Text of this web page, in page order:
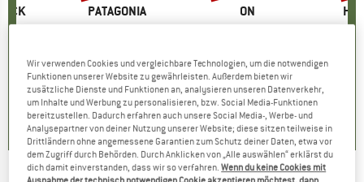
Preis
€
6
)
MARKE
PATAGONIA
Preis
149,95 € reduzierter Preis
101,97 €
+1
4,6(71)
MARKE
ON
Preis
159,95 € reduzierter Preis
127,96 €
+9
4,7( 48)
Wir verwenden Cookies und vergleichbare Technologien, um die notwendigen
Funktionen unserer Website zu gewährleisten. Außerdem bieten wir
zusätzliche Dienste und Funktionen an, analysieren unseren Datenverkehr,
um Inhalte und Werbung zu personalisieren, bzw. Social Media-Funktionen
bereitzustellen. Dadurch erfahren auch unsere Social Media-, Werbe- und
Analysepartner von deiner Nutzung unserer Website; diese sitzen teilweise in
Drittländern ohne angemessene Garantien zum Schutz deiner Daten, etwa vor
dem Zugriff durch Behörden. Durch Anklicken von „Alle auswählen“ erklärst du
dich damit einverstanden, dass wir so verfahren.Wenn du keine Cookies mit